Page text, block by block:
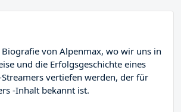
von Alpenmax, wo wir uns in
und die Erfolgsgeschichte eines
vertiefen werden, der für
-Inhalt bekannt ist.